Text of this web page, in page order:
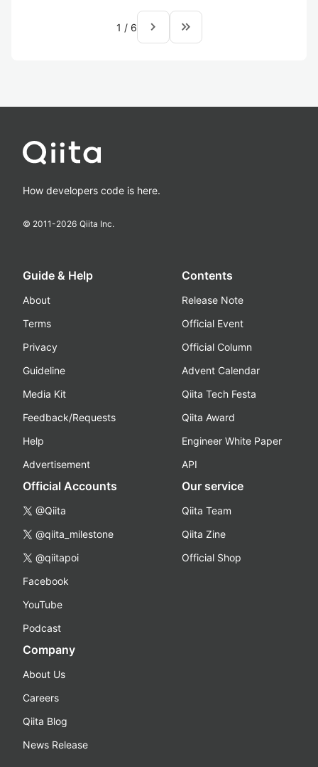
1 / 6 navigate_next keyboard_double_arrow_right
How developers code is here.
© 2011-2026 Qiita Inc.
Guide & Help
About
Terms
Privacy
Guideline
Media Kit
Feedback/Requests
Help
Advertisement
Contents
Release Note
Official Event
Official Column
Advent Calendar
Qiita Tech Festa
Qiita Award
Engineer White Paper
API
Official Accounts
@Qiita
@qiita_milestone
@qiitapoi
Facebook
YouTube
Podcast
Our service
Qiita Team
Qiita Zine
Official Shop
Company
About Us
Careers
Qiita Blog
News Release